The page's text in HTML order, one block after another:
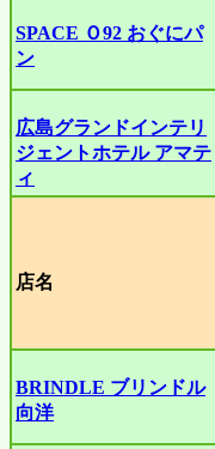
SPACE Ｏ92 おぐにパ
ン
広島グランドインテリ
ジェントホテル アマテ
ィ
店名
BRINDLE ブリンドル
向洋